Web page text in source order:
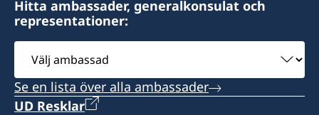
Hitta ambassader, generalkonsulat och
representationer:
Välj
ambassad
Se en lista över alla ambassader
UD Resklar